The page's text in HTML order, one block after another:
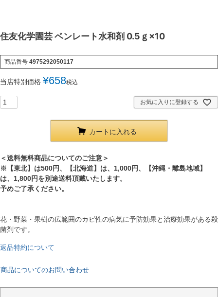
住友化学園芸 ベンレート水和剤 0.5ｇ×10
商品番号 4975292050117
当店特別価格 ¥658税込
お気に入りに登録する
カートに入れる
＜送料無料商品についてのご注意＞
※【東北】は500円、【北海道】は、1,000円、【沖縄・離島地域】
は、1,800円を別途送料頂戴いたします。
予めご了承ください。
花・野菜・果樹の広範囲のカビ性の病気に予防効果と治療効果がある殺
菌剤です。
返品特約について
商品についてのお問い合わせ